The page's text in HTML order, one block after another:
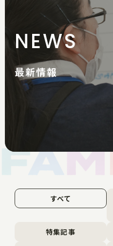
NEWS
最新情報
すべて
特集記事